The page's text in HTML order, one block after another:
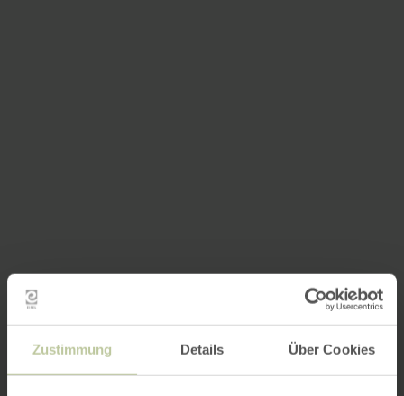
Zustimmung Details Über Cookies